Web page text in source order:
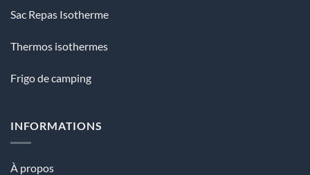
Sac Repas Isotherme
Thermos isothermes
Frigo de camping
INFORMATIONS
À propos